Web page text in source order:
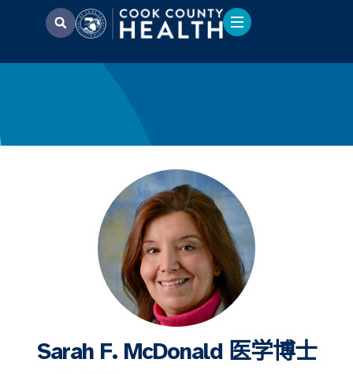
Sarah F. McDonald 医学博士